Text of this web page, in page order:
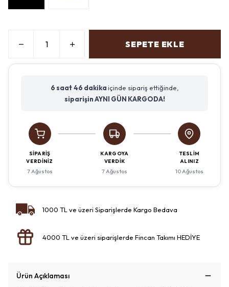
SEPETE EKLE
6 saat 46 dakikaiçinde sipariş ettiğinde,
siparişin AYNI GÜN KARGODA!
SIPARIŞ
VERDINIZ
7 Ağustos
KARGOYA
VERDIK
7 Ağustos
TESLIM
ALINIZ
10 Ağustos
1000 TL ve üzeri Siparişlerde Kargo Bedava
4000 TL ve üzeri siparişlerde Fincan Takımı HEDİYE
Ürün Açıklaması